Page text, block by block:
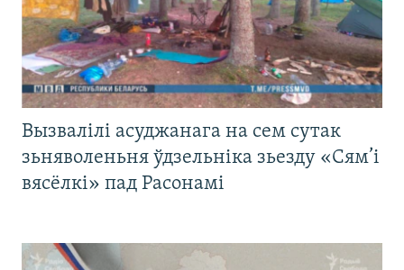
Вызвалілі асуджанага на сем сутак
зьняволеньня ўдзельніка зьезду «Сям’і
вясёлкі» пад Расонамі